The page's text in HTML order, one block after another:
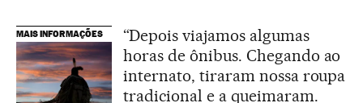
MAIS INFORMAÇÕES
“Depois viajamos algumas
horas de ônibus. Chegando ao
internato, tiraram nossa roupa
tradicional e a queimaram.